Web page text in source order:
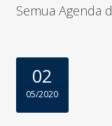
Semua Agenda
02
05/2020